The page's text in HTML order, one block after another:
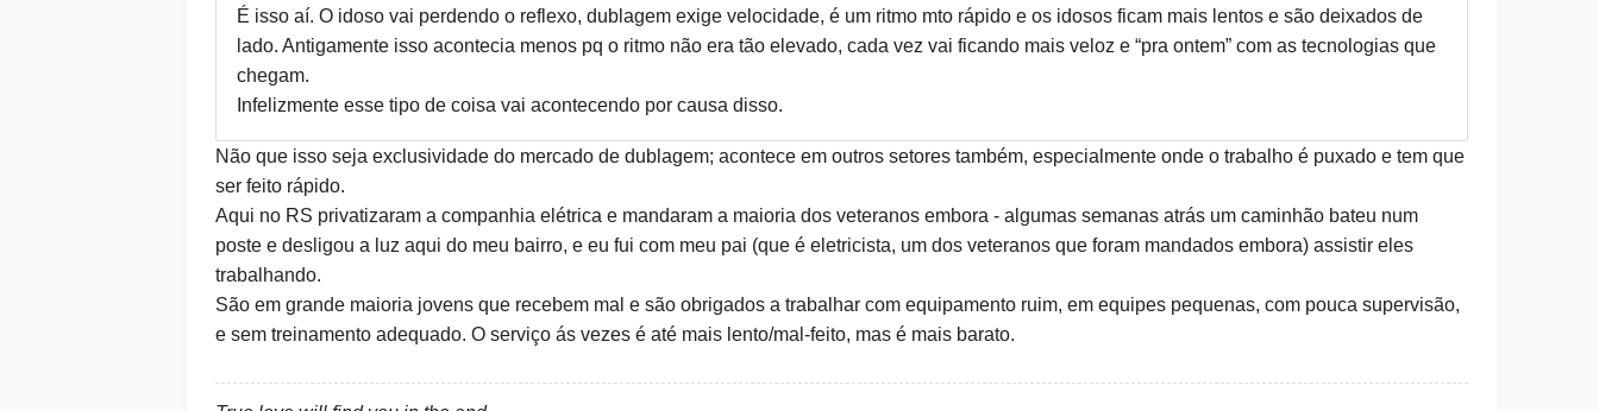
É isso aí. O idoso vai perdendo o reflexo, dublagem exige velocidade, é um ritmo mto rápido e os idosos ficam mais lentos e são deixados de
lado. Antigamente isso acontecia menos pq o ritmo não era tão elevado, cada vez vai ficando mais veloz e “pra ontem” com as tecnologias que
chegam.
Infelizmente esse tipo de coisa vai acontecendo por causa disso.
Não que isso seja exclusividade do mercado de dublagem; acontece em outros setores também, especialmente onde o trabalho é puxado e tem que
ser feito rápido.
Aqui no RS privatizaram a companhia elétrica e mandaram a maioria dos veteranos embora - algumas semanas atrás um caminhão bateu num
poste e desligou a luz aqui do meu bairro, e eu fui com meu pai (que é eletricista, um dos veteranos que foram mandados embora) assistir eles
trabalhando.
São em grande maioria jovens que recebem mal e são obrigados a trabalhar com equipamento ruim, em equipes pequenas, com pouca supervisão,
e sem treinamento adequado. O serviço ás vezes é até mais lento/mal-feito, mas é mais barato.